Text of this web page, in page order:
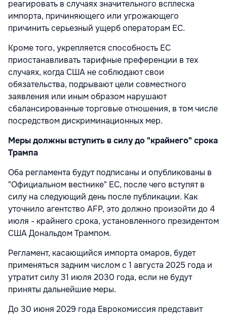
реагировать в случаях значительного всплеска
импорта, причиняющего или угрожающего
причинить серьезный ущерб операторам ЕС.
Кроме того, укрепляется способность ЕС
приостанавливать тарифные преференции в тех
случаях, когда США не соблюдают свои
обязательства, подрывают цели совместного
заявления или иным образом нарушают
сбалансированные торговые отношения, в том числе
посредством дискриминационных мер.
Меры должны вступить в силу до "крайнего" срока
Трампа
Оба регламента будут подписаны и опубликованы в
"Официальном вестнике" ЕС, после чего вступят в
силу на следующий день после публикации. Как
уточнило агентство AFP, это должно произойти до 4
июля - крайнего срока, установленного президентом
США Дональдом Трампом.
Регламент, касающийся импорта омаров, будет
применяться задним числом с 1 августа 2025 года и
утратит силу 31 июля 2030 года, если не будут
приняты дальнейшие меры.
До 30 июня 2029 года Еврокомиссия представит